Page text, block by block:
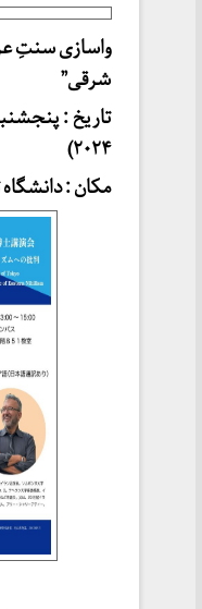
واسازی سنتِ
شرقی”
۲۰۲۴)
مکان : دانشگاه